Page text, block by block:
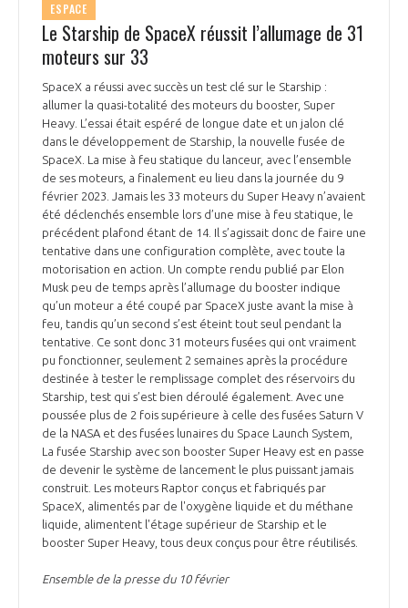
ESPACE
Le Starship de SpaceX réussit l’allumage de 31
moteurs sur 33
SpaceX a réussi avec succès un test clé sur le Starship :
allumer la quasi-totalité des moteurs du booster, Super
Heavy. L’essai était espéré de longue date et un jalon clé
dans le développement de Starship, la nouvelle fusée de
SpaceX. La mise à feu statique du lanceur, avec l’ensemble
de ses moteurs, a finalement eu lieu dans la journée du 9
février 2023. Jamais les 33 moteurs du Super Heavy n’avaient
été déclenchés ensemble lors d’une mise à feu statique, le
précédent plafond étant de 14. Il s’agissait donc de faire une
tentative dans une configuration complète, avec toute la
motorisation en action. Un compte rendu publié par Elon
Musk peu de temps après l’allumage du booster indique
qu’un moteur a été coupé par SpaceX juste avant la mise à
feu, tandis qu’un second s’est éteint tout seul pendant la
tentative. Ce sont donc 31 moteurs fusées qui ont vraiment
pu fonctionner, seulement 2 semaines après la procédure
destinée à tester le remplissage complet des réservoirs du
Starship, test qui s’est bien déroulé également. Avec une
poussée plus de 2 fois supérieure à celle des fusées Saturn V
de la NASA et des fusées lunaires du Space Launch System,
La fusée Starship avec son booster Super Heavy est en passe
de devenir le système de lancement le plus puissant jamais
construit. Les moteurs Raptor conçus et fabriqués par
SpaceX, alimentés par de l'oxygène liquide et du méthane
liquide, alimentent l'étage supérieur de Starship et le
booster Super Heavy, tous deux conçus pour être réutilisés.
Ensemble de la presse du 10 février